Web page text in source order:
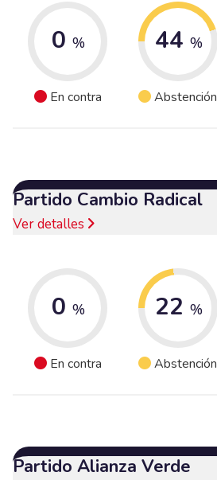
0 %
En contra
44 %
Abstención
Partido Cambio Radical
Ver detalles
0 %
En contra
22 %
Abstención
Partido Alianza Verde